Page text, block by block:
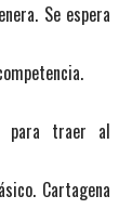
Se espera
para traer al
Cartagena